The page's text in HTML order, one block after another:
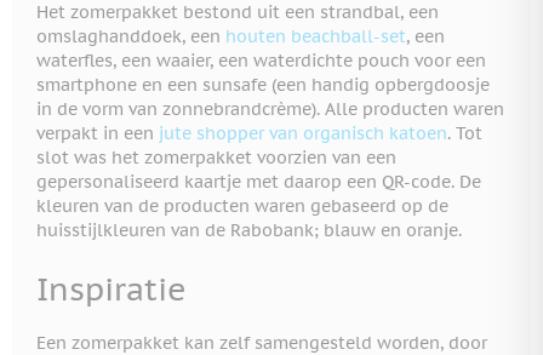
Het zomerpakket bestond uit een strandbal, een
omslaghanddoek, een houten beachball-set, een
waterfles, een waaier, een waterdichte pouch voor een
smartphone en een sunsafe (een handig opbergdoosje
in de vorm van zonnebrandcrème). Alle producten waren
verpakt in een jute shopper van organisch katoen. Tot
slot was het zomerpakket voorzien van een
gepersonaliseerd kaartje met daarop een QR-code. De
kleuren van de producten waren gebaseerd op de
huisstijlkleuren van de Rabobank; blauw en oranje.
Inspiratie
Een zomerpakket kan zelf samengesteld worden, door